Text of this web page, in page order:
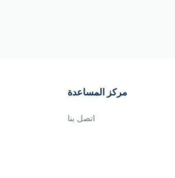
مركز المساعدة
اتصل بنا